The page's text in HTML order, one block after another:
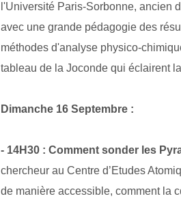
l'Université Paris-Sorbonne, ancien
avec une grande pédagogie des
méthodes d'analyse physico-
tableau de la Joconde qui éclairent
Dimanche 16 Septembre :
- 14H30 : Comment sonder les
chercheur au Centre d’Etudes
de manière accessible, comment la